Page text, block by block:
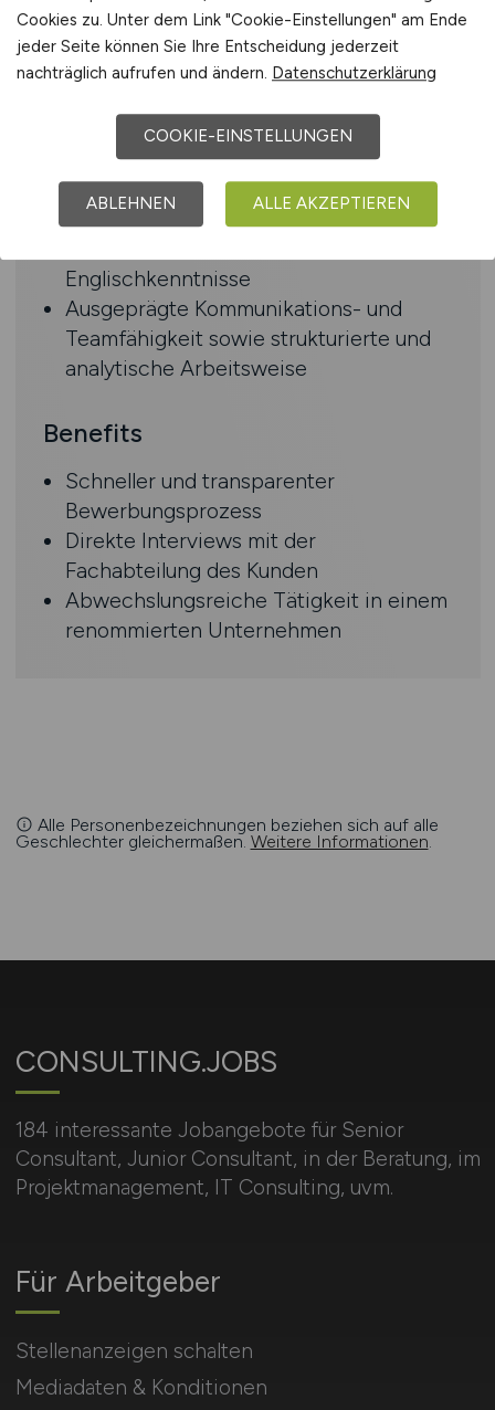
fundierte Erfahrung in Beratung oder
Inhouse Consulting mit Fokus SAP EWM
Begeisterung für Logistikprozesse
Optimierung
Erste praktische Erfahrung in SAP EWM
und S/4HANA; von Vorteil: Kenntnisse
im EWM RF-Framework oder ABAP-OO
Englischkenntnisse
Ausgeprägte Kommunikations- und
Teamfähigkeit sowie strukturierte und
analytische Arbeitsweise
Benefits
Schneller und transparenter
Bewerbungsprozess
Direkte Interviews mit der
Fachabteilung des Kunden
Abwechslungsreiche Tätigkeit in einem
renommierten Unternehmen
Alle Personenbezeichnungen beziehen sich auf alle
Geschlechter gleichermaßen. Weitere Informationen.
CONSULTING.JOBS
184 interessante Jobangebote für Senior
Consultant, Junior Consultant, in der Beratung, im
Projektmanagement, IT Consulting, uvm.
Für Arbeitgeber
Stellenanzeigen schalten
Mediadaten & Konditionen
Cookies zu. Unter dem Link "Cookie-Einstellungen" am Ende
jeder Seite können Sie Ihre Entscheidung jederzeit
nachträglich aufrufen und ändern. Datenschutzerklärung
COOKIE-EINSTELLUNGEN
ABLEHNEN ALLE AKZEPTIEREN